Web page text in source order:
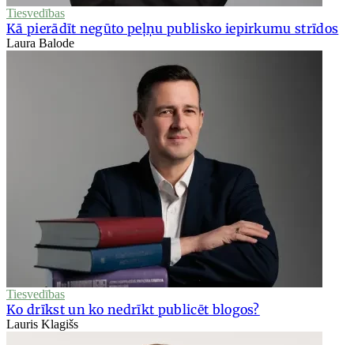
Tiesvedības
Kā pierādīt negūto peļņu publisko iepirkumu strīdos
Laura Balode
Tiesvedības
Ko drīkst un ko nedrīkt publicēt blogos?
Lauris Klagišs